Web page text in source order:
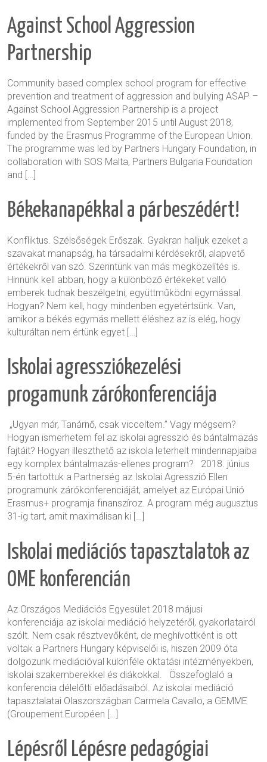
Against School Aggression
Partnership
Community based complex school program for effective
prevention and treatment of aggression and bullying ASAP –
Against School Aggression Partnership is a project
implemented from September 2015 until August 2018,
funded by the Erasmus Programme of the European Union.
The programme was led by Partners Hungary Foundation, in
collaboration with SOS Malta, Partners Bulgaria Foundation
and […]
Békekanapékkal a párbeszédért!
Konfliktus. Szélsőségek Erőszak. Gyakran halljuk ezeket a
szavakat manapság, ha társadalmi kérdésekről, alapvető
értékekről van szó. Szerintünk van más megközelítés is.
Hinnünk kell abban, hogy a különböző értékeket valló
emberek tudnak beszélgetni, együttműködni egymással.
Hogyan? Nem kell, hogy mindenben egyetértsünk. Van,
amikor a békés egymás mellett éléshez az is elég, hogy
kulturáltan nem értünk egyet […]
Iskolai agressziókezelési
progamunk zárókonferenciája
„Ugyan már, Tanárnő, csak vicceltem.” Vagy mégsem?
Hogyan ismerhetem fel az iskolai agresszió és bántalmazás
fajtáit? Hogyan illeszthető az iskola leterhelt mindennapjaiba
egy komplex bántalmazás-ellenes program? 2018. június
5-én tartottuk a Partnerség az Iskolai Agresszió Ellen
programunk zárókonferenciáját, amelyet az Európai Unió
Erasmus+ programja finanszíroz. A program még augusztus
31-ig tart, amit maximálisan ki […]
Iskolai mediációs tapasztalatok az
OME konferencián
Az Országos Mediációs Egyesület 2018 májusi
konferenciája az iskolai mediáció helyzetéről, gyakorlatairól
szólt. Nem csak résztvevőként, de meghívottként is ott
voltak a Partners Hungary képviselői is, hiszen 2009 óta
dolgozunk mediációval különféle oktatási intézményekben,
iskolai szakemberekkel és diákokkal. Összefoglaló a
konferencia délelőtti előadásaiból. Az iskolai mediáció
tapasztalatai Olaszországban Carmela Cavallo, a GEMME
(Groupement Européen […]
Lépésről Lépésre pedagógiai